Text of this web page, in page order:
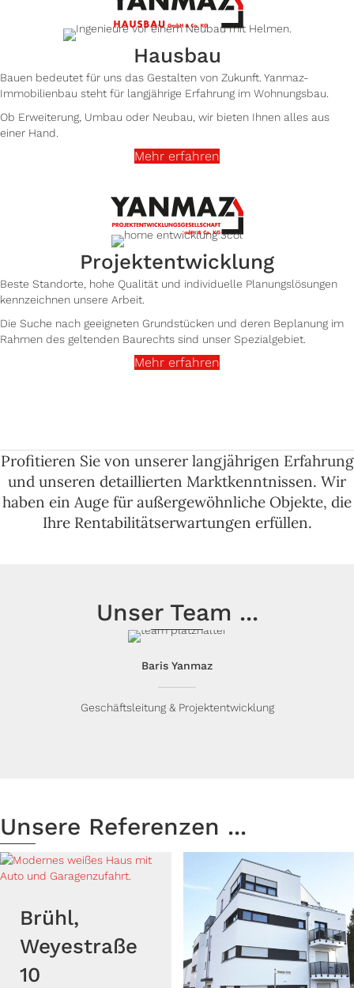
Hausbau
Bauen bedeutet für uns das Gestalten von Zukunft. Yanmaz-
Immobilienbau steht für langjährige Erfahrung im Wohnungsbau.
Ob Erweiterung, Umbau oder Neubau, wir bieten Ihnen alles aus
einer Hand.
Mehr erfahren
Projekt­entwicklung
Beste Standorte, hohe Qualität und individuelle Planungslösungen
kennzeichnen unsere Arbeit.
Die Suche nach geeigneten Grundstücken und deren Beplanung im
Rahmen des geltenden Baurechts sind unser Spezialgebiet.
Mehr erfahren
Profitieren Sie von unserer lang­jährigen Erfahrung
und unseren detaillierten Markt­kenntnissen. Wir
haben ein Auge für außer­gewöhnliche Objekte, die
Ihre Rentabilitäts­erwartungen erfüllen.
Unser Team ...
Baris Yanmaz
Geschäftsleitung & Projekt­entwicklung
Unsere Referenzen ...
3